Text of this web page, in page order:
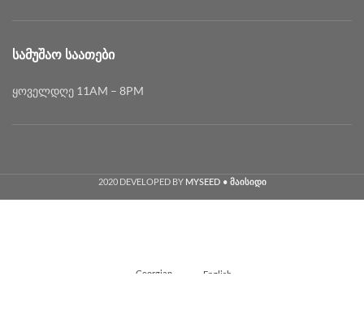
ᲡᲐᲛᲣᲨᲐᲝ ᲡᲐᲐᲗᲔᲑᲘ
ყოველდღე 11AM – 8PM
2020 DEVELOPED BY MYSEED • მაისიდი
Georgian English